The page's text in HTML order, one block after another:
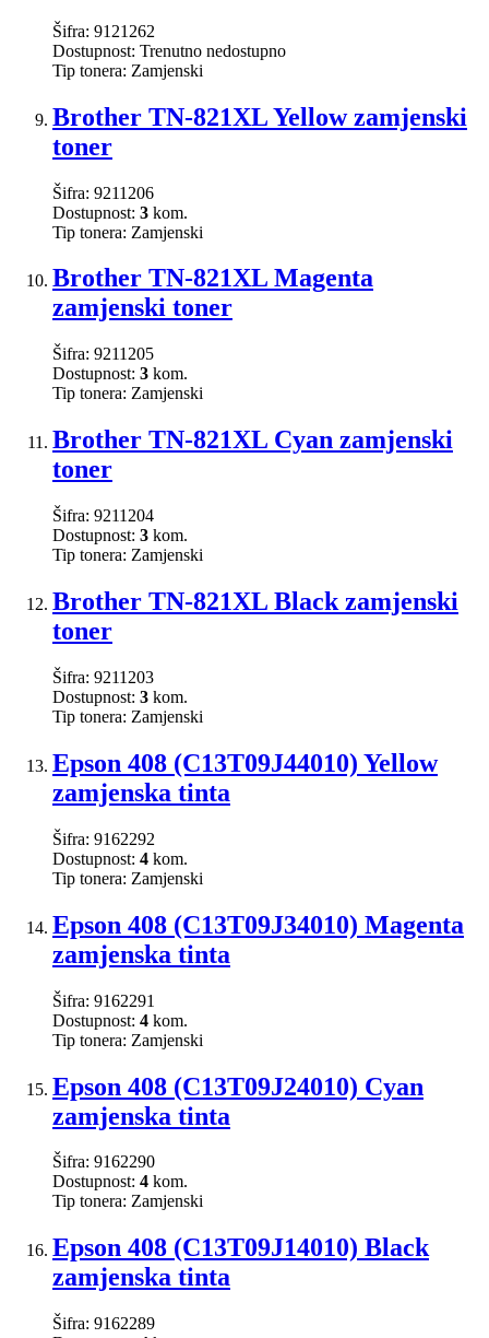
Šifra: 9121262
Dostupnost: Trenutno nedostupno
Tip tonera: Zamjenski
Brother TN-821XL Yellow zamjenski
toner
Šifra: 9211206
Dostupnost: 3 kom.
Tip tonera: Zamjenski
Brother TN-821XL Magenta
zamjenski toner
Šifra: 9211205
Dostupnost: 3 kom.
Tip tonera: Zamjenski
Brother TN-821XL Cyan zamjenski
toner
Šifra: 9211204
Dostupnost: 3 kom.
Tip tonera: Zamjenski
Brother TN-821XL Black zamjenski
toner
Šifra: 9211203
Dostupnost: 3 kom.
Tip tonera: Zamjenski
Epson 408 (C13T09J44010) Yellow
zamjenska tinta
Šifra: 9162292
Dostupnost: 4 kom.
Tip tonera: Zamjenski
Epson 408 (C13T09J34010) Magenta
zamjenska tinta
Šifra: 9162291
Dostupnost: 4 kom.
Tip tonera: Zamjenski
Epson 408 (C13T09J24010) Cyan
zamjenska tinta
Šifra: 9162290
Dostupnost: 4 kom.
Tip tonera: Zamjenski
Epson 408 (C13T09J14010) Black
zamjenska tinta
Šifra: 9162289